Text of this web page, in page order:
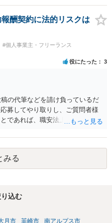
えると従業員をすべて取締役に
うかは検討が必要です。
酬契約に法的リスクは
#個人事業主・フリーランス
役にたった 3
の代筆などを請け負っているだ
募してやり取りし、ご質問者様
であれば、職安法上の「募集情
合は「特定募集情報等提供事
が、ご質問内容を見る限りそれ
みる
込む
月市 韮崎市
南アルプス市